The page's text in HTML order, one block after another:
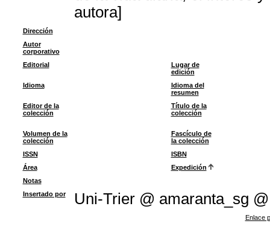
autora]
Dirección
Autor
corporativo
Editorial
Lugar de
edición
Idioma
Idioma del
resumen
Editor de la
colección
Título de la
colección
Volumen de la
colección
Fascículo de
la colección
ISSN
ISBN
Área
Expedición
Notas
Insertado por
Uni-Trier @ amaranta_sg @
Enlace